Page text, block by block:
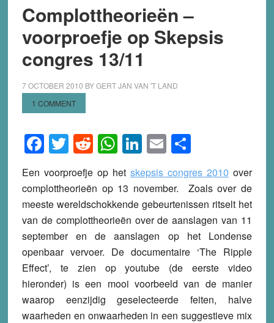
Complottheorieën –
voorproefje op Skepsis
congres 13/11
7 OCTOBER 2010 BYGERT JAN VAN 'T LAND
1 COMMENT
Facebook
Twitter
Reddit
WhatsApp
LinkedIn
EmailShare
Een voorproefje op hetskepsis congres 2010 over
complottheorieën op 13 november. Zoals over de
meeste wereldschokkende gebeurtenissen ritselt het
van de complottheorieën over de aanslagen van 11
september en de aanslagen op het Londense
openbaar vervoer. De documentaire ‘The Ripple
Effect’, te zien op youtube (de eerste video
hieronder) is een mooi voorbeeld van de manier
waarop eenzijdig geselecteerde feiten, halve
waarheden en onwaarheden in een suggestieve mix